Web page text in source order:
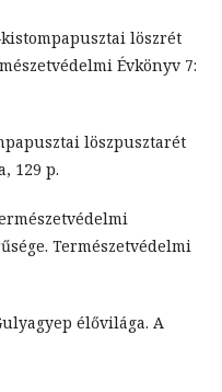
löszrét
Évkönyv 7:
löszpusztarét
129 p.
Természetvédelmi
élővilága. A